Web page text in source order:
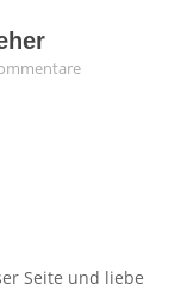
Seite und liebe